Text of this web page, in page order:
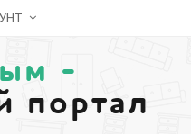
-
портал